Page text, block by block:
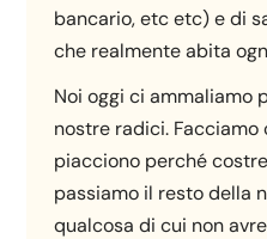
bancario, etc etc) e di
che realmente abita
Noi oggi ci ammaliamo
nostre radici. Facciamo
piacciono perché
passiamo il resto della
qualcosa di cui non